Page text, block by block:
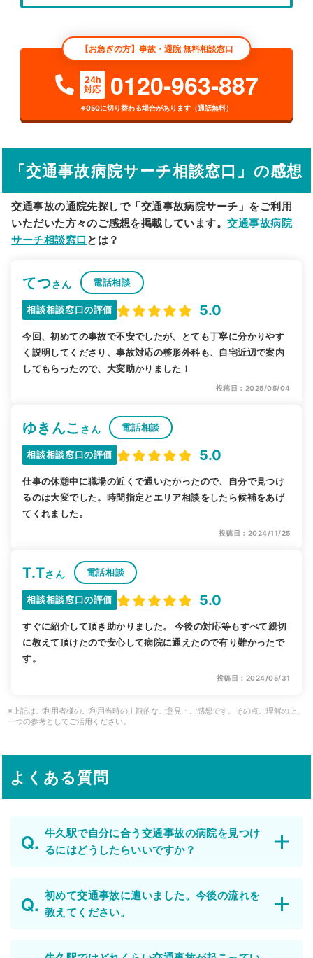
検索する
詳細条件で絞り込む
その他の検索方法
駅から探す 院名から探す
【お急ぎの方】事故・通院 無料相談窓口
24h
対応
0120-963-887
※050に切り替わる場合があります（通話無料）
「交通事故病院サーチ相談窓口」の感想
交通事故の通院先探しで「交通事故病院サーチ」をご利用
いただいた方々のご感想を掲載しています。交通事故病院
サーチ相談窓口 とは？
てつさん 電話相談
相談相談窓口の評価 5.0
今回、初めての事故で不安でしたが、とても丁寧に分かりやす
く説明してくださり、事故対応の整形外科も、自宅近辺で案内
してもらったので、大変助かりました！
投稿日：2025/05/04
ゆきんこ さん 電話相談
相談相談窓口の評価 5.0
仕事の休憩中に職場の近くで通いたかったので、自分で見つけ
るのは大変でした。時間指定とエリア相談をしたら候補をあげ
てくれました。
投稿日：2024/11/25
T.Tさん 電話相談
相談相談窓口の評価 5.0
すぐに紹介して頂き助かりました。 今後の対応等もすべて親切
に教えて頂けたので安心して病院に通えたので有り難かったで
す。
投稿日：2024/05/31
※上記はご利用者様のご利用当時の主観的なご意見・ご感想です。その点ご理解の上、
一つの参考としてご活用ください。
よくある質問
牛久駅で自分に合う交通事故の病院を見つけ
るにはどうしたらいいですか？
初めて交通事故に遭いました。今後の流れを
教えてください。